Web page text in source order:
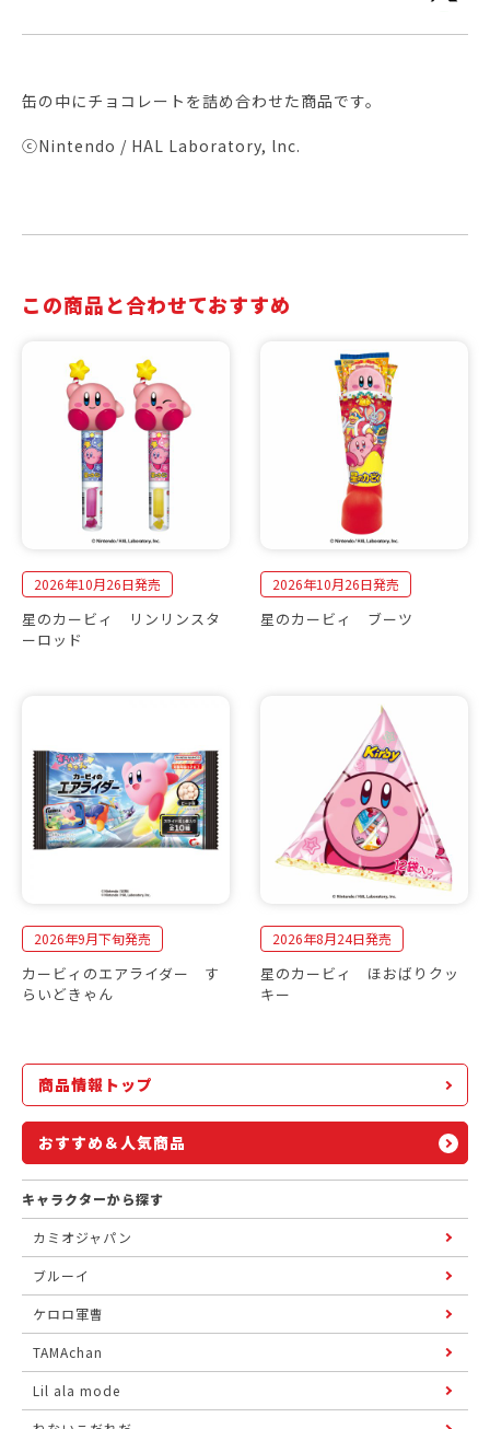
缶の中にチョコレートを詰め合わせた商品です。
ⓒNintendo / HAL Laboratory, lnc.
この商品と合わせておすすめ
2026年10月26日発売
星のカービィ リンリンスタ
ーロッド
2026年10月26日発売
星のカービィ ブーツ
2026年9月下旬発売
カービィのエアライダー す
らいどきゃん
2026年8月24日発売
星のカービィ ほおばりクッ
キー
商品情報トップ
おすすめ＆人気商品
キャラクターから探す
カミオジャパン
ブルーイ
ケロロ軍曹
TAMAchan
Lil ala mode